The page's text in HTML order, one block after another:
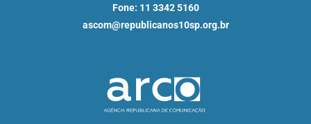
Fone: 11 3342 5160
ascom@republicanos10sp.org.br